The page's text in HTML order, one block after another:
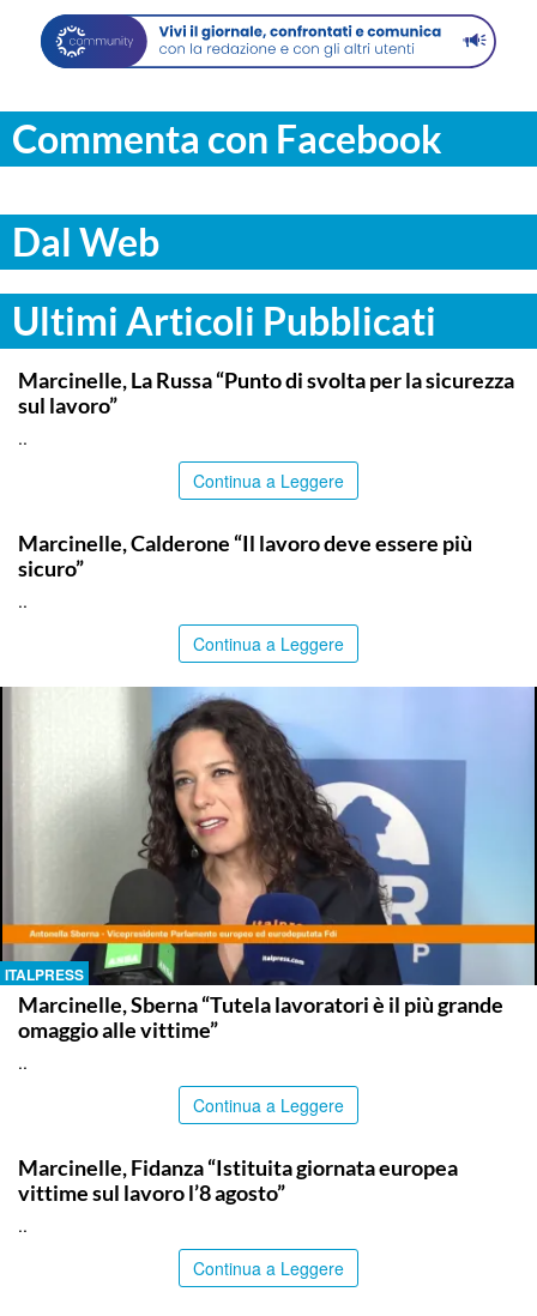
Commenta con Facebook
Dal Web
Ultimi Articoli Pubblicati
ITALPRESS
Marcinelle, La Russa “Punto di svolta per la sicurezza
sul lavoro”
..
Continua a Leggere
Marcinelle, Calderone “Il lavoro deve essere più
sicuro”
..
Continua a Leggere
ITALPRESS
Marcinelle, Sberna “Tutela lavoratori è il più grande
omaggio alle vittime”
..
Continua a Leggere
Marcinelle, Fidanza “Istituita giornata europea
vittime sul lavoro l’8 agosto”
..
Continua a Leggere